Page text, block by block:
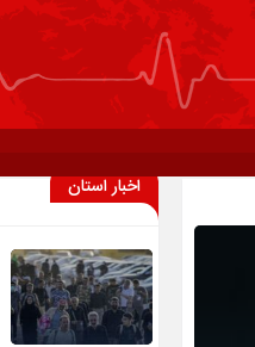
اخبار استان